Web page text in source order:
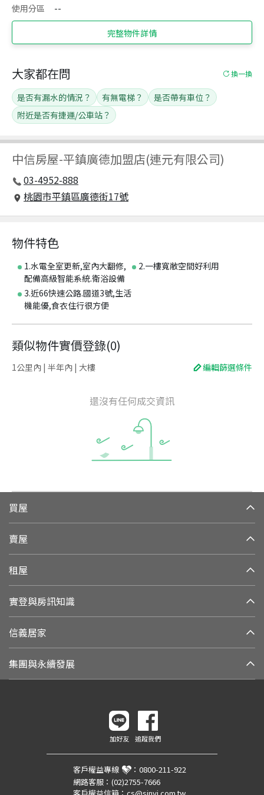
使用分區
--
完整物件詳情
中信房屋-平鎮廣德加盟店(連元有限公司)
03-4952-888
桃園市平鎮區廣德街17號
大家都在問 換一換
是否有漏水的情況？ 有無電梯？
是否帶有車位？
附近是否有捷運/公車站？
物件特色
1.水電全室更新,室內大翻修,
配備高級智能系統.衛浴設備
2.一樓寬敝空間好利用
3.近66快速公路.國道3號,生活
機能優,食衣住行很方便
類似物件實價登錄(0)
1公里內 | 半年內 | 大樓 編輯篩選條件
還沒有任何成交資訊
買屋
賣屋
租屋
實登與房訊知識
信義居家
集團與永續發展
加好友 追蹤我們
客戶權益專線 ： 0800-211-922
網路客服： (02)2755-7666